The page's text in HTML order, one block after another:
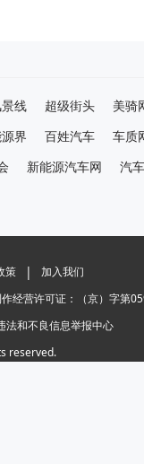
线 超级街头 美骑
界 百姓汽车 车质
新能源汽车网 汽
策 |
加入我们
经营许可证：（京）字第
法和不良信息举报中心
reserved.